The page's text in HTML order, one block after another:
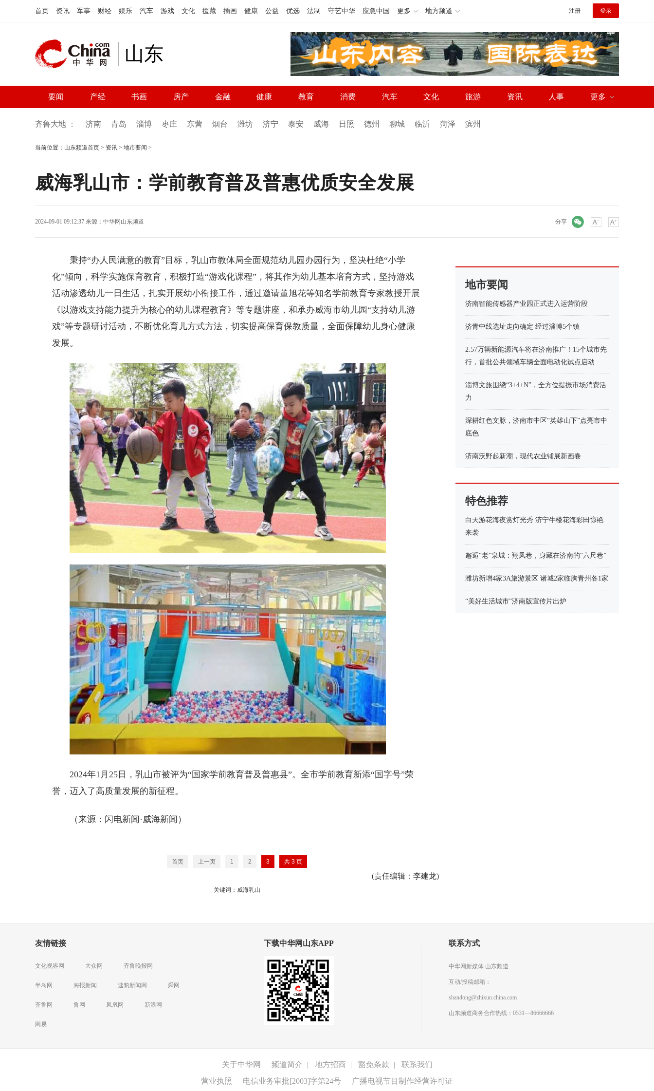
首页 资讯 军事 财经 娱乐 汽车 游戏 文化 援藏 插画 健康 公益 优选 法制 守艺中华 应急中国 更多 地方频道 注册 登录
山东
要闻 产经 书画 房产 金融 健康 教育 消费 汽车 文化 旅游 资讯 人事 更多
齐鲁大地 ： 济南 青岛 淄博 枣庄 东营 烟台 潍坊 济宁 泰安 威海 日照 德州 聊城 临沂 菏泽 滨州
当前位置： 山东频道首页 > 资讯 > 地市要闻 >
威海乳山市：学前教育普及普惠优质安全发展
2024-09-01 09:12:37 来源： 中华网山东频道 分享
秉持“办人民满意的教育”目标，乳山市教体局全面规范幼儿园办园行为，坚决杜绝“小学
化”倾向，科学实施保育教育，积极打造“游戏化课程”，将其作为幼儿基本培育方式，坚持游戏
活动渗透幼儿一日生活，扎实开展幼小衔接工作，通过邀请董旭花等知名学前教育专家教授开展
《以游戏支持能力提升为核心的幼儿课程教育》等专题讲座，和承办威海市幼儿园“支持幼儿游
戏”等专题研讨活动，不断优化育儿方式方法，切实提高保育保教质量，全面保障幼儿身心健康
发展。
2024年1月25日，乳山市被评为“国家学前教育普及普惠县”。全市学前教育新添“国字号”荣
誉，迈入了高质量发展的新征程。
（来源：闪电新闻·威海新闻）
首页 上一页 1 2 3 共 3 页
(责任编辑 ：李建龙)
关键词：威海乳山
地市要闻
济南智能传感器产业园正式进入运营阶段
济青中线选址走向确定 经过淄博5个镇
2.57万辆新能源汽车将在济南推广！15个城市先
行，首批公共领域车辆全面电动化试点启动
淄博文旅围绕“3+4+N”，全方位提振市场消费活
力
深耕红色文脉，济南市中区“英雄山下”点亮市中
底色
济南沃野起新潮，现代农业铺展新画卷
特色推荐
白天游花海夜赏灯光秀 济宁牛楼花海彩田惊艳
来袭
邂逅“老”泉城：翔凤巷，身藏在济南的“六尺巷”
潍坊新增4家3A旅游景区 诸城2家临朐青州各1家
“美好生活城市”济南版宣传片出炉
友情链接
文化视界网 大众网 齐鲁晚报网
半岛网 海报新闻 速豹新闻网 舜网
齐鲁网 鲁网 凤凰网 新浪网
网易
下载中华网山东APP 联系方式
中华网新媒体 山东频道
互动/投稿邮箱：
shandong@zhixun.china.com
山东频道商务合作热线：0531—86666666
关于中华网 频道简介 | 地方招商 | 豁免条款 |
联系我们
营业执照
电信业务审批[2003]字第24号 广播电视节目制作经营许可证